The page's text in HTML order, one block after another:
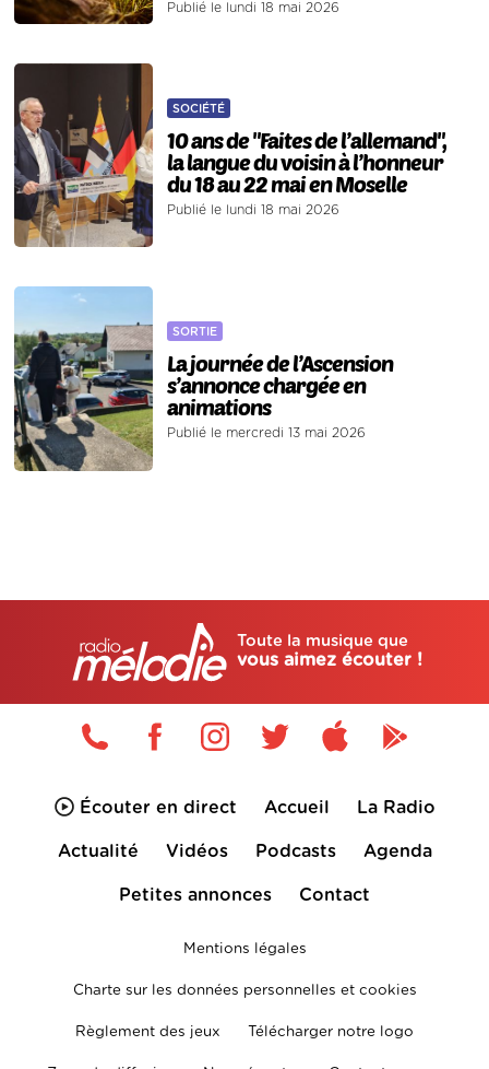
Publié le lundi 18 mai 2026
SOCIÉTÉ
10 ans de "Faites de l’allemand",
la langue du voisin à l’honneur
du 18 au 22 mai en Moselle
Publié le lundi 18 mai 2026
SORTIE
La journée de l’Ascension
s’annonce chargée en
animations
Publié le mercredi 13 mai 2026
Toute la musique que
vous aimez écouter !
Écouter en direct Accueil La Radio
Actualité Vidéos Podcasts Agenda
Petites annonces Contact
Mentions légales
Charte sur les données personnelles et cookies
Règlement des jeux Télécharger notre logo